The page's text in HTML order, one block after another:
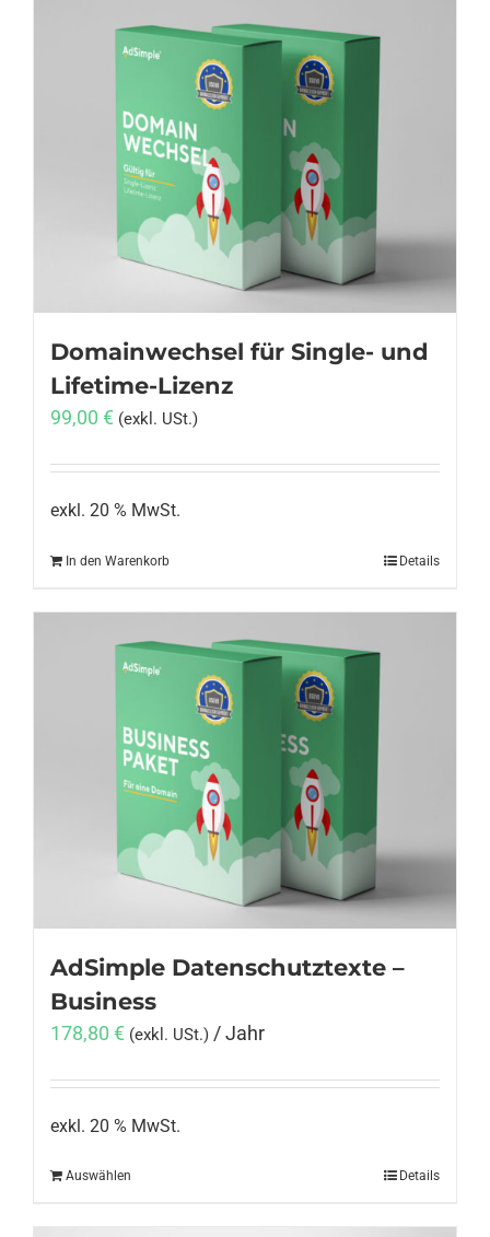
Domainwechsel für Single- und
Lifetime-Lizenz
99,00 € (exkl. USt.)
exkl. 20 % MwSt.
In den Warenkorb Details
AdSimple Datenschutztexte –
Business
178,80 € (exkl. USt.) / Jahr
exkl. 20 % MwSt.
Auswählen Details